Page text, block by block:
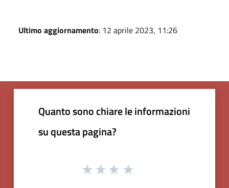
Ultimo aggiornamento: 12 aprile 2023, 11:26
Quanto sono chiare le informazioni
su questa pagina?